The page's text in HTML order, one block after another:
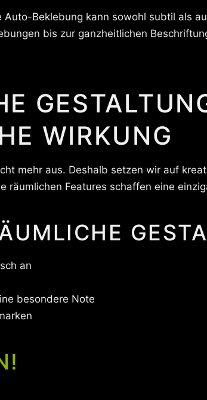
Beklebung kann sowohl subtil als
bis zur ganzheitlichen
WIRKUNG
mehr aus. Deshalb setzen wir auf
Features schaffen eine
an
besondere Note